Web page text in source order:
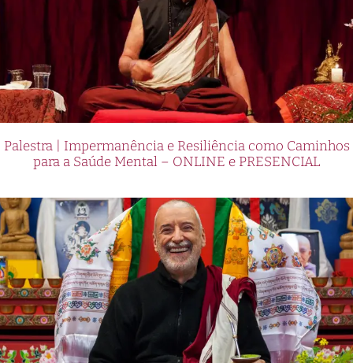
Palestra | Impermanência e Resiliência como Caminhos
para a Saúde Mental – ONLINE e PRESENCIAL